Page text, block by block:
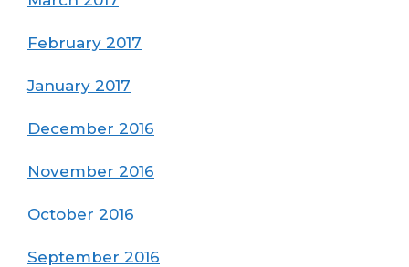
February 2017
January 2017
December 2016
November 2016
October 2016
September 2016